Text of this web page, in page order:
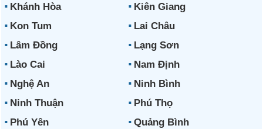
Khánh Hòa
Kiên Giang
Kon Tum
Lai Châu
Lâm Đồng
Lạng Sơn
Lào Cai
Nam Định
Nghệ An
Ninh Bình
Ninh Thuận
Phú Thọ
Phú Yên
Quảng Bình